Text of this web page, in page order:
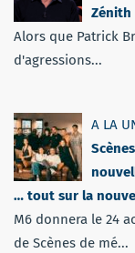
Zénith
Alors que Patrick
d'agressions...
A LA
… tout sur la
M6 donnera le 24
de Scènes de mé...